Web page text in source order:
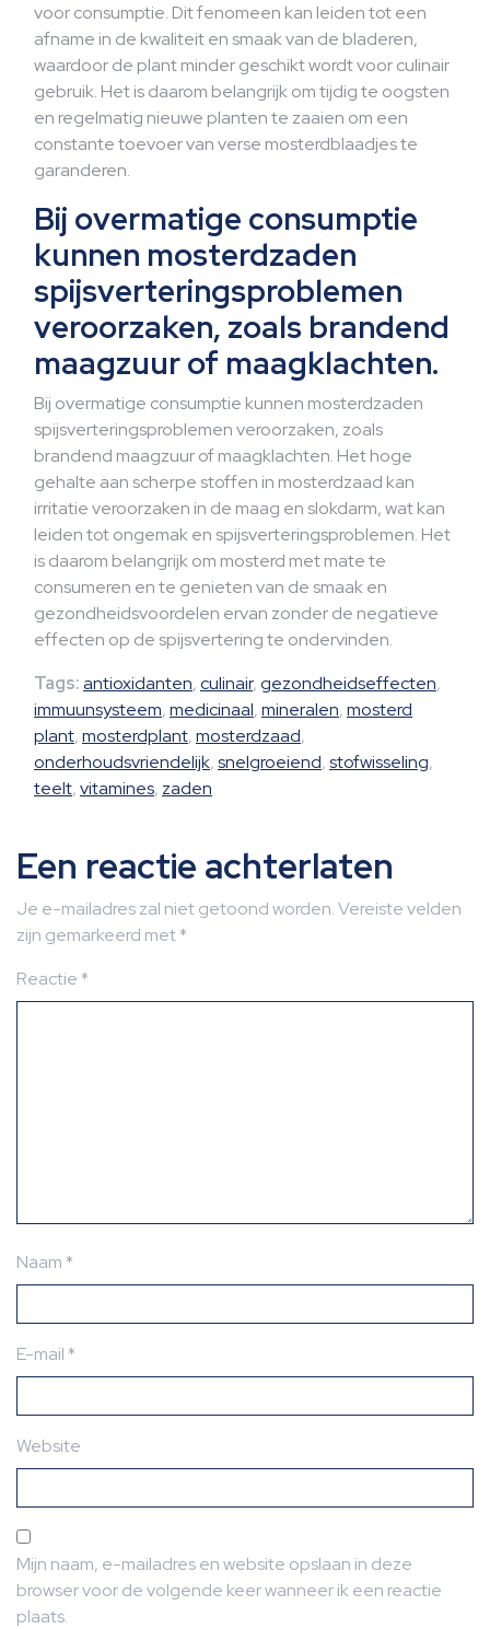
voor consumptie. Dit fenomeen kan leiden tot een
afname in de kwaliteit en smaak van de bladeren,
waardoor de plant minder geschikt wordt voor culinair
gebruik. Het is daarom belangrijk om tijdig te oogsten
en regelmatig nieuwe planten te zaaien om een
constante toevoer van verse mosterdblaadjes te
garanderen.
Bij overmatige consumptie
kunnen mosterdzaden
spijsverteringsproblemen
veroorzaken, zoals brandend
maagzuur of maagklachten.
Bij overmatige consumptie kunnen mosterdzaden
spijsverteringsproblemen veroorzaken, zoals
brandend maagzuur of maagklachten. Het hoge
gehalte aan scherpe stoffen in mosterdzaad kan
irritatie veroorzaken in de maag en slokdarm, wat kan
leiden tot ongemak en spijsverteringsproblemen. Het
is daarom belangrijk om mosterd met mate te
consumeren en te genieten van de smaak en
gezondheidsvoordelen ervan zonder de negatieve
effecten op de spijsvertering te ondervinden.
Tags:antioxidanten,culinair,gezondheidseffecten,
immuunsysteem,medicinaal,mineralen,mosterd
plant,mosterdplant,mosterdzaad,
onderhoudsvriendelijk,snelgroeiend,stofwisseling,
teelt,vitamines, zaden
Een reactie achterlaten
Je e-mailadres zal niet getoond worden.Vereiste velden
zijn gemarkeerd met*
Reactie*
Naam*
E-mail*
Website
Mijn naam, e-mailadres en website opslaan in deze
browser voor de volgende keer wanneer ik een reactie
plaats.